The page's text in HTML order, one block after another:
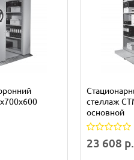
стеллаж
основной
23 608 р.